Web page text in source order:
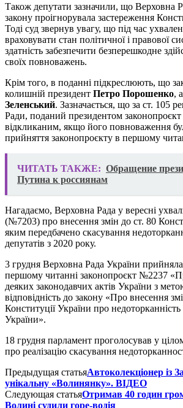
Також депутати зазначили, що Верховна
закону проігнорувала застереження
Тоді суд звернув увагу, що під час
враховувати стан політичної і правової
здатність забезпечити безперешкодне
своїх повноважень.
Крім того, в поданні підкреслюють, що
колишній президент Петро Порошенко,
Зеленський. Зазначається, що за ст. 105
Ради, поданий президентом законопроєкт
відкликаним, якщо його повноваження
прийняття законопроєкту в першому
ЧИТАТЬ ТАКЖЕ: Обращение
Путина к россиянам
Нагадаємо, Верховна Рада у вересні
(№7203) про внесення змін до ст. 80
яким передбачено скасування
депутатів з 2020 року.
3 грудня Верховна Рада України
першому читанні законопроєкт №2237
деяких законодавчих актів України з
відповідність до закону «Про внесення
Конституції України про
України».
18 грудня парламент проголосував у
про реалізацію скасування
Предыдущая статьяАвтоколекціонер із
унікальну «Волинянку». ВІДЕО
Следующая статьяОтримав 40 годин
Волині судили горе-водія